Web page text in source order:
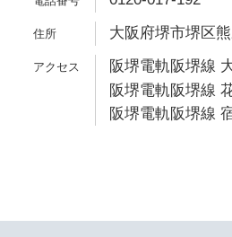
大阪府堺市堺区
阪堺電軌阪堺線
阪堺電軌阪堺線
阪堺電軌阪堺線